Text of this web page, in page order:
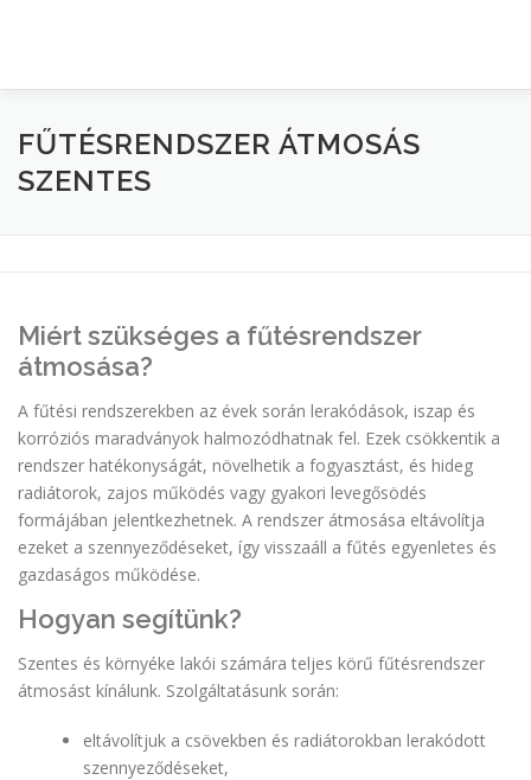
KEZDŐLAP TERÜLETI LEFEDETTSÉGÜNK
FŰTÉSRENDSZER ÁTMOSÁS
SZENTES
Miért szükséges a fűtésrendszer
átmosása?
A fűtési rendszerekben az évek során lerakódások, iszap és
korróziós maradványok halmozódhatnak fel. Ezek csökkentik a
rendszer hatékonyságát, növelhetik a fogyasztást, és hideg
radiátorok, zajos működés vagy gyakori levegősödés
formájában jelentkezhetnek. A rendszer átmosása eltávolítja
ezeket a szennyeződéseket, így visszaáll a fűtés egyenletes és
gazdaságos működése.
Hogyan segítünk?
Szentes és környéke lakói számára teljes körű fűtésrendszer
átmosást kínálunk. Szolgáltatásunk során:
eltávolítjuk a csövekben és radiátorokban lerakódott
szennyeződéseket,